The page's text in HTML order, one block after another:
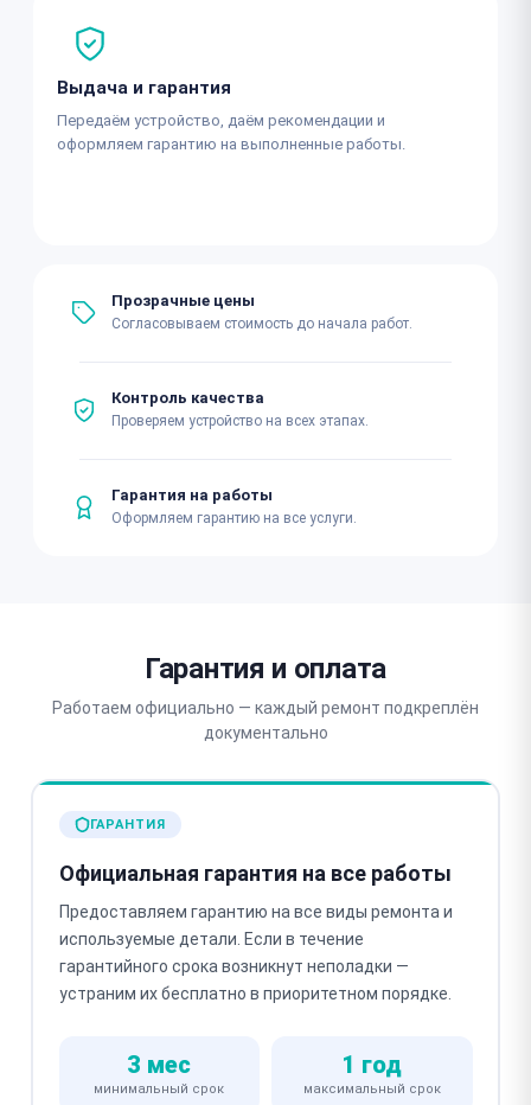
Выдача и гарантия
Передаём устройство, даём рекомендации и
оформляем гарантию на выполненные работы.
Прозрачные цены
Согласовываем стоимость до начала работ.
Контроль качества
Проверяем устройство на всех этапах.
Гарантия на работы
Оформляем гарантию на все услуги.
Гарантия и оплата
Работаем официально — каждый ремонт подкреплён
документально
ГАРАНТИЯ
Официальная гарантия на все работы
Предоставляем гарантию на все виды ремонта и
используемые детали. Если в течение
гарантийного срока возникнут неполадки —
устраним их бесплатно в приоритетном порядке.
3 мес
минимальный срок
1 год
максимальный срок